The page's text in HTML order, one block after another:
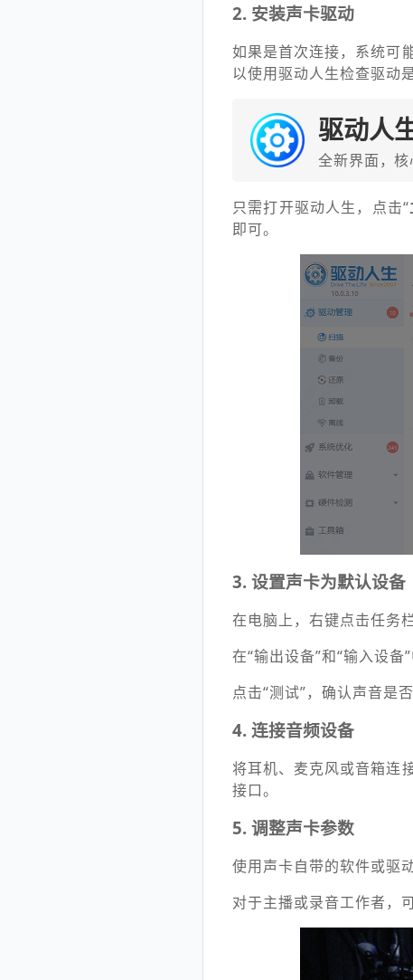
2. 安装声卡驱动
如果是首次连接，系统可
以使用驱动人生检查驱动
驱动人
全新界面，
只需打开驱动人生，点击“
即可。
3. 设置声卡为默认设备
在电脑上，右键点击任务
在“输出设备”和“输入设备
点击“测试”，确认声音是
4. 连接音频设备
将耳机、麦克风或音箱连
接口。
5. 调整声卡参数
使用声卡自带的软件或驱
对于主播或录音工作者，